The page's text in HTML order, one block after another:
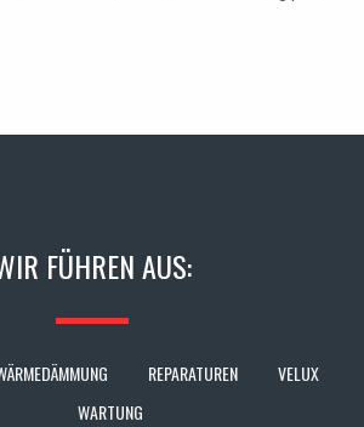
FÜHREN AUS:
REPARATUREN
VELUX
WARTUNG